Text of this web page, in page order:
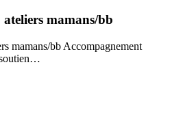
mamans/bb
mamans/bb Accompagnement